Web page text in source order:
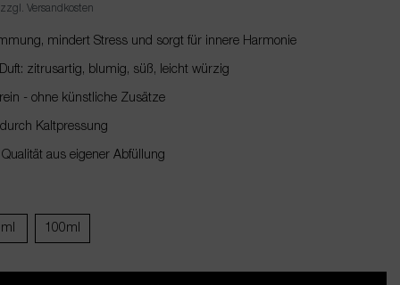
Versandkosten
mindert Stress und sorgt für innere Harmonie
zitrusartig, blumig, süß, leicht würzig
- ohne künstliche Zusätze
Kaltpressung
Qualität aus eigener Abfüllung
100ml